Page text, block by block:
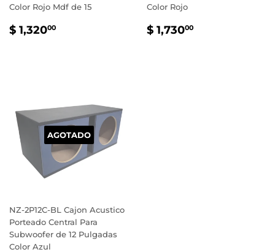
Color Rojo Mdf de 15
PRECIO
$ 1,32000
Color Rojo
PRECIO
$ 1,73000
AGOTADO
NZ-2P12C-BL Cajon Acustico
Porteado Central Para
Subwoofer de 12 Pulgadas
Color Azul